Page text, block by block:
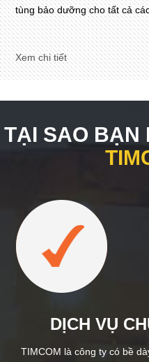
tùng bảo dưỡng cho tất cả
Xem chi tiết
TẠI SAO BẠN
DỊCH VỤ
TIMCOM là công ty có bề